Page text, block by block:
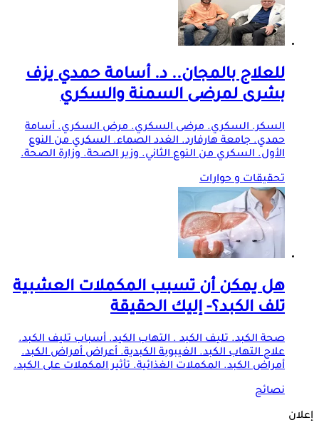
للعلاج بالمجان.. د. أسامة حمدي يزف
بشرى لمرضى السمنة والسكري
السكر. السكري. مرضى السكري. مرض السكري. أسامة
حمدي. جامعة هارفارد. الغدد الصماء. السكري من النوع
الأول. السكري من النوع الثاني. وزير الصحة. وزارة الصحة.
تحقيقات و حوارات
هل يمكن أن تسبب المكملات العشبية
تلف الكبد؟- إليك الحقيقة
صحة الكبد. تليف الكبد . التهاب الكيد. أسباب تليف الكبد.
علاج التهاب الكبد. الغيبوبة الكبدية. أعراض أمراض الكبد.
أمراض الكبد. المكملات الغذائية. تأثير المكملات على الكبد.
نصائح
إعلان